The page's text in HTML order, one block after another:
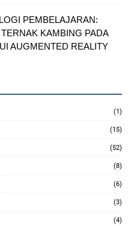
PEMBELAJARAN:
KAMBING PADA
AUGMENTED REALITY
(1)
(15)
(52)
(8)
(6)
(3)
(4)